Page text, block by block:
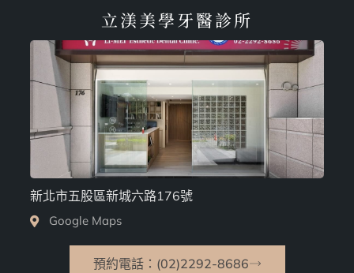
立渼美學牙醫診所
新北市五股區新城六路176號
Google Maps
預約電話：(02)2292-8686